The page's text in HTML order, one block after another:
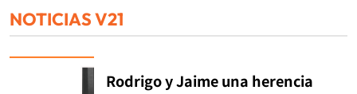
NOTICIAS V21
Rodrigo y Jaime una herencia